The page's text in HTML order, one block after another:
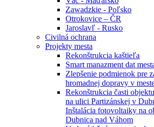
Zawadzkie - Poľsko
Otrokovice – ČR
Jaroslavľ - Rusko
Civilná ochrana
Projekty mesta
Rekonštrukcia kaštieľa
Smart manazment dat
Zlepšenie podmienok pre
hromadnej dopravy v
Rekonštrukcia časti
na ulici Partizánskej v
Inštalácia fotovoltaiky na
Dubnica nad Váhom